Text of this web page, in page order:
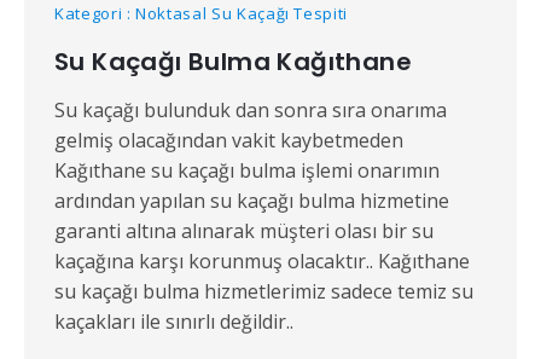
Kategori : Noktasal Su Kaçağı Tespiti
Su Kaçağı Bulma Kağıthane
Su kaçağı bulunduk dan sonra sıra onarıma
gelmiş olacağından vakit kaybetmeden
Kağıthane su kaçağı bulma işlemi onarımın
ardından yapılan su kaçağı bulma hizmetine
garanti altına alınarak müşteri olası bir su
kaçağına karşı korunmuş olacaktır.. Kağıthane
su kaçağı bulma hizmetlerimiz sadece temiz su
kaçakları ile sınırlı değildir..